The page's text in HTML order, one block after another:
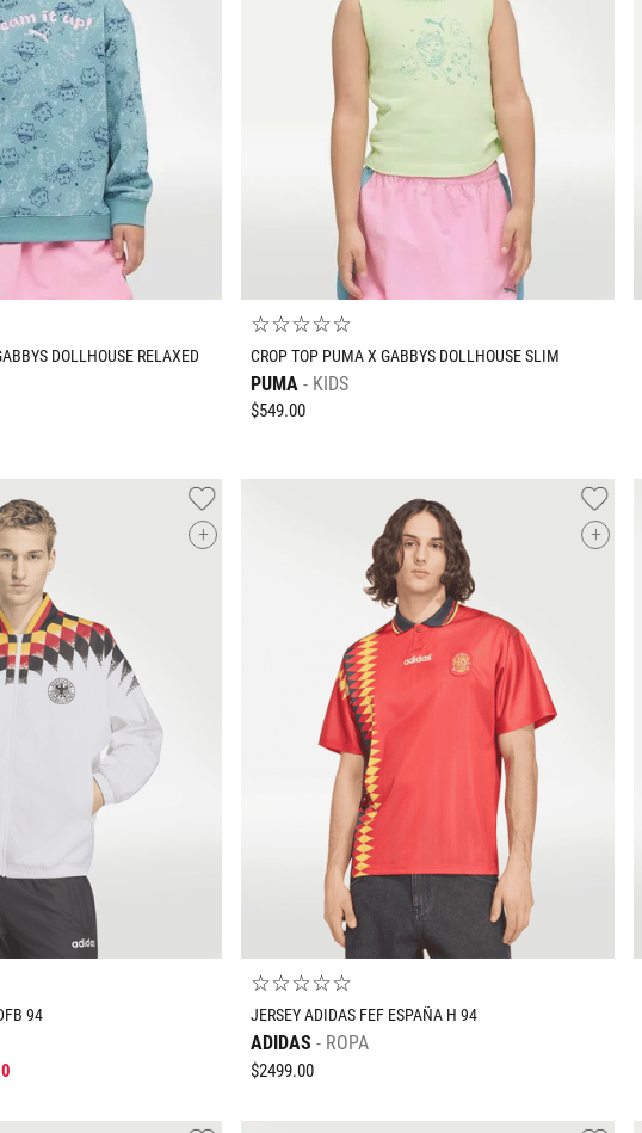
Ropa
G EG
AL CARRITO
Tallas Ropa
CH M G EG
AGREGAR AL CARRITO
Ropa
AL CARRITO
DOLLHOUSE RELAXED
Tallas Ropa
4T 5T
AGREGAR AL CARRITO
☆☆☆☆☆
CROP TOP PUMA X GABBYS DOLLHOUSE SLIM
PUMA KIDS
$549.00
+
94
+
☆☆☆☆☆
JERSEY ADIDAS FEF ESPAÑA H 94
ADIDAS ROPA
$2499.00